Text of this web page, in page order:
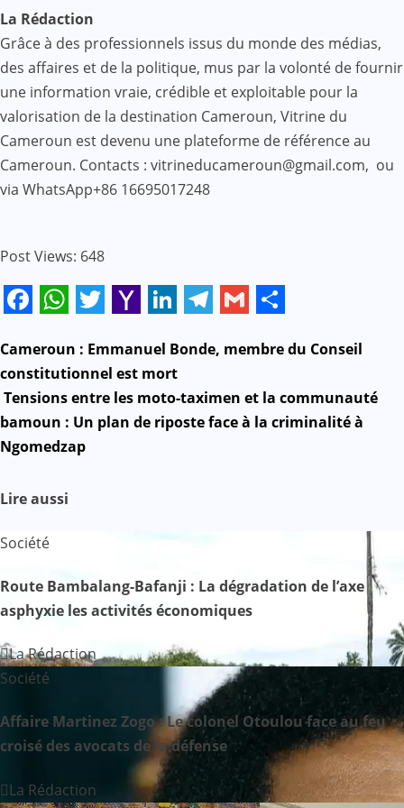
La Rédaction
Grâce à des professionnels issus du monde des médias,
des affaires et de la politique, mus par la volonté de fournir
une information vraie, crédible et exploitable pour la
valorisation de la destination Cameroun, Vitrine du
Cameroun est devenu une plateforme de référence au
Cameroun. Contacts : vitrineducameroun@gmail.com, ou
via WhatsApp+86 16695017248
Post Views: 648
Mail
N
a
v
g
a
t
i
o
d
Cameroun : Emmanuel Bonde, membre du Conseil
constitutionnel est mort
Tensions entre les moto-taximen et la communauté
bamoun : Un plan de riposte face à la criminalité à
Ngomedzap
Lire aussi
Société
Route Bambalang-Bafanji : La dégradation de l’axe
asphyxie les activités économiques
La Rédaction
Société
Affaire Martinez Zogo : Le colonel Otoulou face au feu
croisé des avocats de la défense
La Rédaction